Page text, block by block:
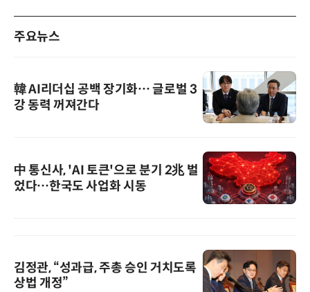
주요뉴스
韓 AI리더십 공백 장기화… 글로벌 3
강 동력 꺼져간다
中 통신사, 'AI 토큰'으로 분기 2兆 벌
었다…한국도 사업화 시동
김정관, “성과급, 주총 승인 거치도록
상법 개정”